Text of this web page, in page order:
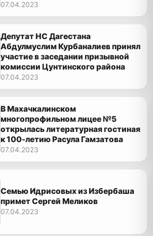
07.04.2023
Депутат НС Дагестана
Абдулмуслим Курбаналиев принял
участие в заседании призывной
комиссии Цунтинского района
07.04.2023
В Махачкалинском
многопрофильном лицее №5
открылась литературная гостиная
к 100-летию Расула Гамзатова
07.04.2023
Семью Идрисовых из Избербаша
примет Сергей Меликов
07.04.2023